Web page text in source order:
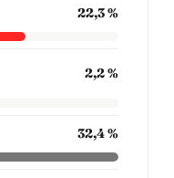
22,3 %
2,2 %
32,4 %